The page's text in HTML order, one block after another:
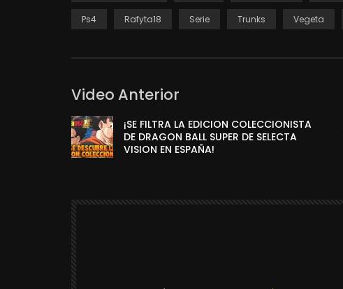
Ps4 Rafyta18 Serie Trunks Vegeta
Video Anterior
¡SE FILTRA LA EDICION COLECCIONISTA
DE DRAGON BALL SUPER DE SELECTA
VISION EN ESPAÑA!